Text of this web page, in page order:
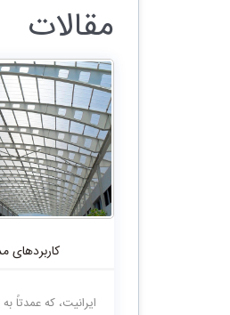
مقالات
کاربردهای
ایرانیت، که عمدتاً